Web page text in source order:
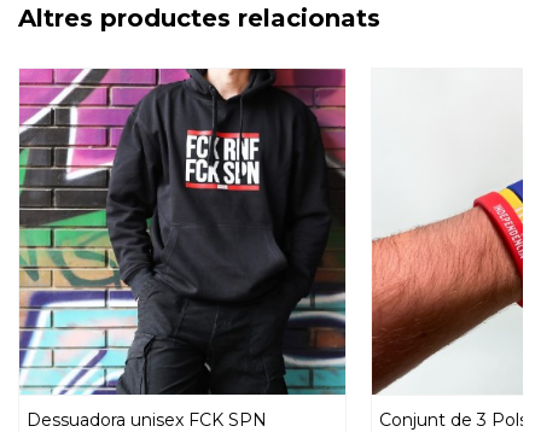
Altres productes relacionats
Dessuadora unisex FCK SPN
Conjunt de 3